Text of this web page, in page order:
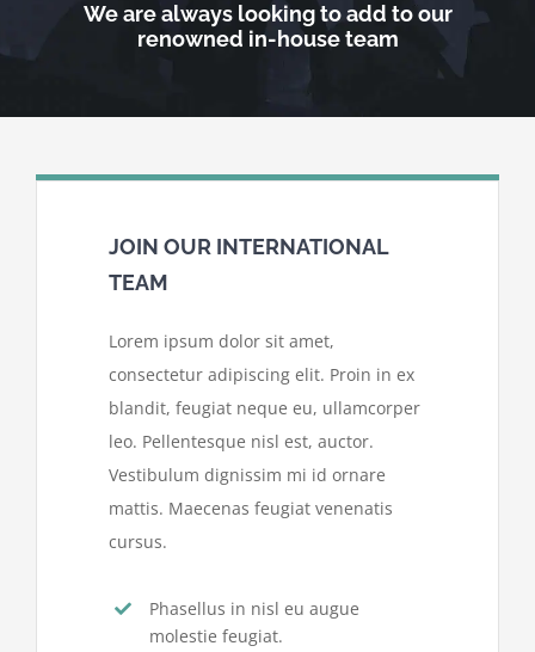
We are always looking to add to our
renowned in-house team
JOIN OUR INTERNATIONAL
TEAM
Lorem ipsum dolor sit amet,
consectetur adipiscing elit. Proin in ex
blandit, feugiat neque eu, ullamcorper
leo. Pellentesque nisl est, auctor.
Vestibulum dignissim mi id ornare
mattis. Maecenas feugiat venenatis
cursus.
Phasellus in nisl eu augue
molestie feugiat.